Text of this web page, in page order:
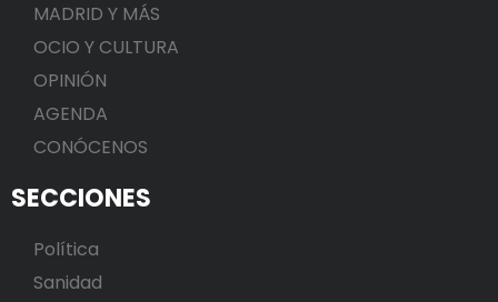
MADRID Y MÁS
OCIO Y CULTURA
OPINIÓN
AGENDA
CONÓCENOS
SECCIONES
Política
Sanidad